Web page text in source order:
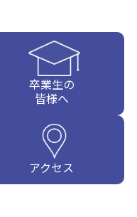
卒業生の
皆様へ
アクセス